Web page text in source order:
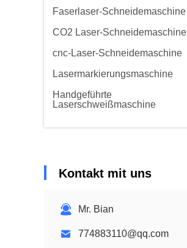
Faserlaser-Schneidemaschine
CO2 Laser-Schneidemaschine
cnc-Laser-Schneidemaschine
Lasermarkierungsmaschine
Handgeführte
Laserschweißmaschine
Kontakt mit uns
Mr. Bian
774883110@qq.com